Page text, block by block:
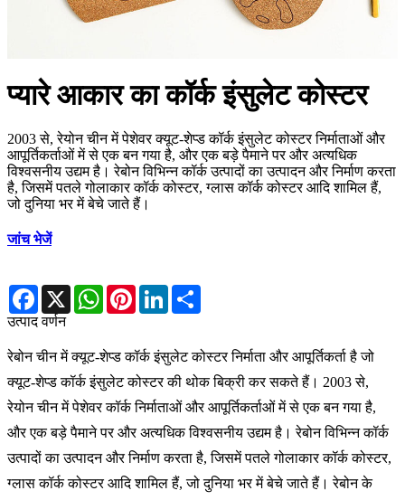
प्यारे आकार का कॉर्क इंसुलेट कोस्टर
2003 से, रेयोन चीन में पेशेवर क्यूट-शेप्ड कॉर्क इंसुलेट कोस्टर निर्माताओं और
आपूर्तिकर्ताओं में से एक बन गया है, और एक बड़े पैमाने पर और अत्यधिक
विश्वसनीय उद्यम है। रेबोन विभिन्न कॉर्क उत्पादों का उत्पादन और निर्माण करता
है, जिसमें पतले गोलाकार कॉर्क कोस्टर, ग्लास कॉर्क कोस्टर आदि शामिल हैं,
जो दुनिया भर में बेचे जाते हैं।
जांच भेजें
Facebook
X WhatsAppPinterestLinkedIn
उत्पाद वर्णन
रेबोन चीन में क्यूट-शेप्ड कॉर्क इंसुलेट कोस्टर निर्माता और आपूर्तिकर्ता है जो
क्यूट-शेप्ड कॉर्क इंसुलेट कोस्टर की थोक बिक्री कर सकते हैं। 2003 से,
रेयोन चीन में पेशेवर कॉर्क निर्माताओं और आपूर्तिकर्ताओं में से एक बन गया है,
और एक बड़े पैमाने पर और अत्यधिक विश्वसनीय उद्यम है। रेबोन विभिन्न कॉर्क
उत्पादों का उत्पादन और निर्माण करता है, जिसमें पतले गोलाकार कॉर्क कोस्टर,
ग्लास कॉर्क कोस्टर आदि शामिल हैं, जो दुनिया भर में बेचे जाते हैं। रेबोन के